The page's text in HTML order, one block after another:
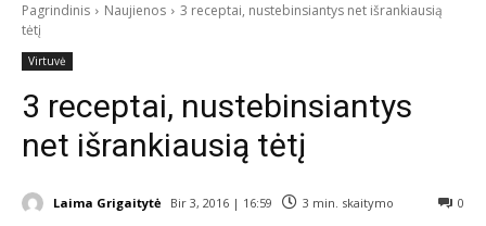
Pagrindinis Naujienos
3 receptai, nustebinsiantys net išrankiausią
tėtį
Virtuvė
3 receptai, nustebinsiantys
net išrankiausią tėtį
Laima Grigaitytė Bir 3, 2016 | 16:59 3 min. skaitymo 0